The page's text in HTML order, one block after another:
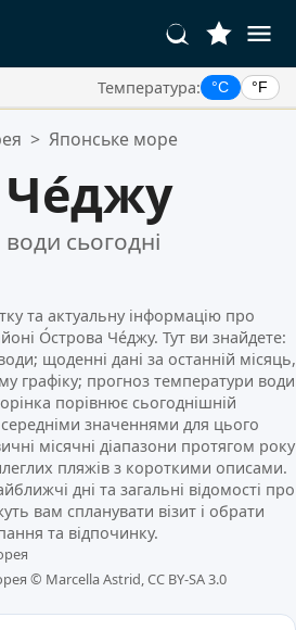
Температура: °C °F
> Японське море
Че́джу
сьогодні
та актуальну інформацію про
О́строва Че́джу. Тут ви знайдете:
щоденні дані за останній місяць,
графіку; прогноз температури води
порівнює сьогоднішній
значеннями для цього
місячні діапазони протягом року
пляжів з короткими описами.
дні та загальні відомості про
вам спланувати візит і обрати
та відпочинку.
© Marcella Astrid, CC BY-SA 3.0